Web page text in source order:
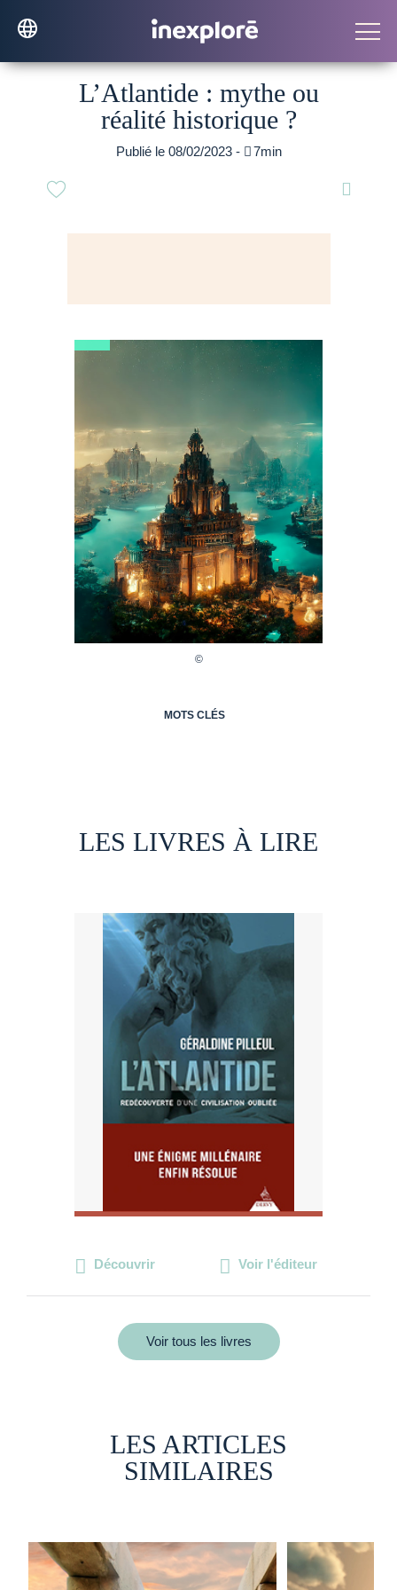
L’Atlantide : mythe ou
réalité historique ?
Publié le 08/02/2023 - 7min

MOTS CLÉS
LES LIVRES À LIRE
Découvrir Voir l'éditeur
Voir tous les livres
LES ARTICLES
SIMILAIRES